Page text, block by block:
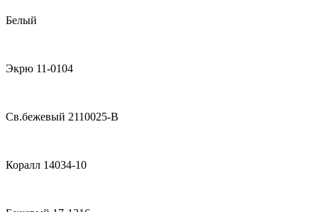
Белый
Экрю 11-0104
Св.бежевый 2110025-B
Коралл 14034-10